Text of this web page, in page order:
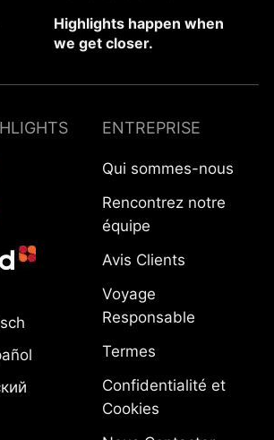
Highlights happen when
we get closer.
ENTREPRISE
Qui sommes-nous
Rencontrez notre
équipe
Avis Clients
Voyage
Responsable
Termes
Confidentialité et
Cookies